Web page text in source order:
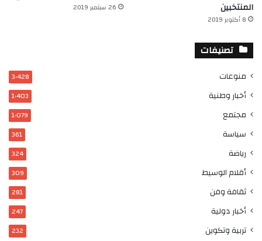
المنتخبين
8 أكتوبر 2019
26 سبتمبر 2019
تصنيفات
منوعات 3٬428
أخبار وطنية 1٬403
مجتمع 1٬079
سياسة 361
رياضة 324
أقلام الوسيط 309
ثقافة وفن 281
أخبار دولية 247
تربية وتكوين 232